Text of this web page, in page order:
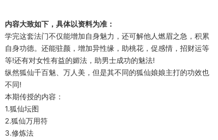
内容大致如下，具体以资料为准：
学完这套法门不仅能增加自身魅力，还可解他人燃眉之急，积累
自身功德。还能驻颜，增加异性缘，助桃花，促感情，招财运等
等!还有对女性有益的媚法，助男士成功的魅法!
纵然狐仙千百魅、万人美，但是其不同的狐仙娘娘主打的功效也
不同!
本期传授的内容：
1.狐仙坛图
2.狐仙万用符
3.修炼法